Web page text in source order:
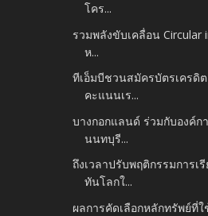
โคร...
รวมพลังขับเคลื่อน Circular
ห...
ทีเอ็มบีชวนสมัครบัตรเครดิ
คะแนนเร...
บางกอกแลนด์ ร่วมกับองค์ก
นนทบุรี...
ถึงเวลาปรับพฤติกรรมการเ
ทันโลกใ...
ผลการคัดเลือกหลักทรัพย์